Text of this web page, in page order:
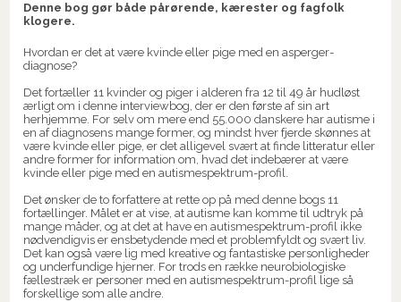
Denne bog gør både pårørende, kærester og fagfolk
klogere.
Hvordan er det at være kvinde eller pige med en asperger-
diagnose?
Det fortæller 11 kvinder og piger i alderen fra 12 til 49 år hudløst
ærligt om i denne interviewbog, der er den første af sin art
herhjemme. For selv om mere end 55.000 danskere har autisme i
en af diagnosens mange former, og mindst hver fjerde skønnes at
være kvinde eller pige, er det alligevel svært at finde litteratur eller
andre former for information om, hvad det indebærer at være
kvinde eller pige med en autismespektrum-profil.
Det ønsker de to forfattere at rette op på med denne bogs 11
fortællinger. Målet er at vise, at autisme kan komme til udtryk på
mange måder, og at det at have en autismespektrum-profil ikke
nødvendigvis er ensbetydende med et problemfyldt og svært liv.
Det kan også være lig med kreative og fantastiske personligheder
og underfundige hjerner. For trods en række neurobiologiske
fællestræk er personer med en autismespektrum-profil lige så
forskellige som alle andre.